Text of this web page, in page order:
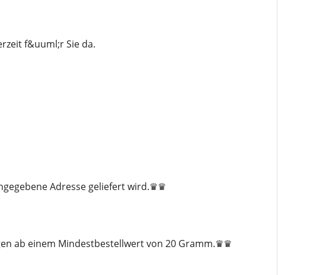
f&uuml;r Sie da.
Adresse geliefert wird.♛♛
ab einem Mindestbestellwert von 20 Gramm.♛♛